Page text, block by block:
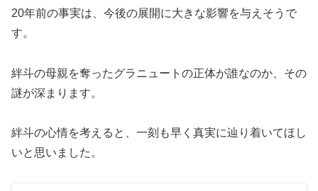
20年前の事実は、今後の展開に大きな影響を与えそうで
す。
絆斗の母親を奪ったグラニュートの正体が誰なのか、その
謎が深まります。
絆斗の心情を考えると、一刻も早く真実に辿り着いてほし
いと思いました。